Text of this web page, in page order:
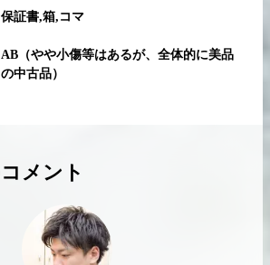
保証書,箱,コマ
AB （やや小傷等はあるが、全体的に美品
の中古品）
メント